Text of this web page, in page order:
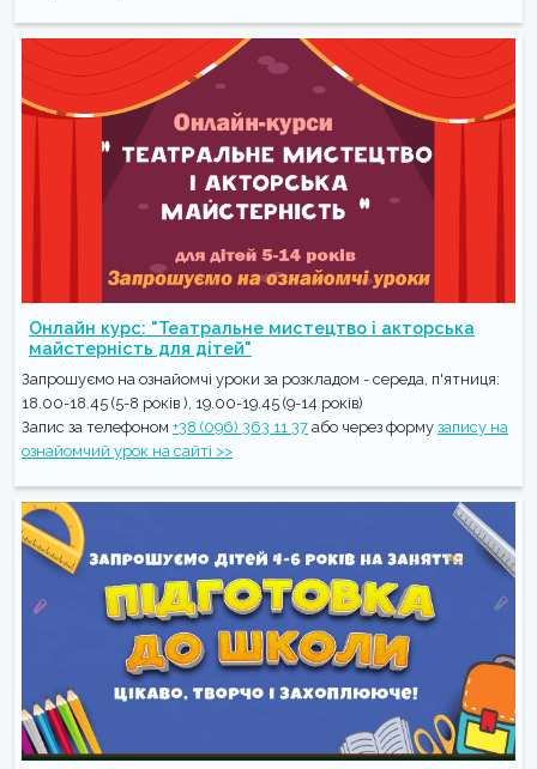
Онлайн курс: "Театральне мистецтво і акторська
майстерність для дітей"
Запрошуємо на ознайомчі уроки за розкладом - середа, п'ятниця:
18.00-18.45 (5-8 років ), 19.00-19.45 (9-14 років)
Запис за телефоном +38 (096) 363 11 37 або через форму запису на
ознайомчий урок на сайті >>